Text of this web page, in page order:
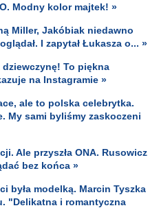
Modny kolor majtek! »
Miller, Jakóbiak niedawno
I zapytał Łukasza o... »
To piękna
na Instagramie »
ale to polska celebrytka.
My sami byliśmy zaskoczeni
Ale przyszła ONA. Rusowicz
bez końca »
była modelką. Marcin Tyszka
"Delikatna i romantyczna